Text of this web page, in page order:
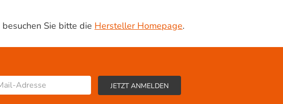
Sie bitte die Hersteller Homepage.